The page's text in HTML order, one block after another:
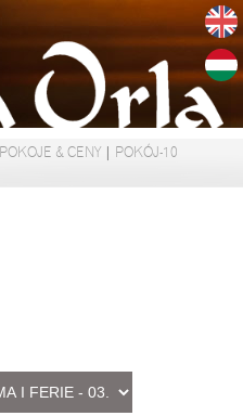
POKOJE & CENY| POKÓJ-10